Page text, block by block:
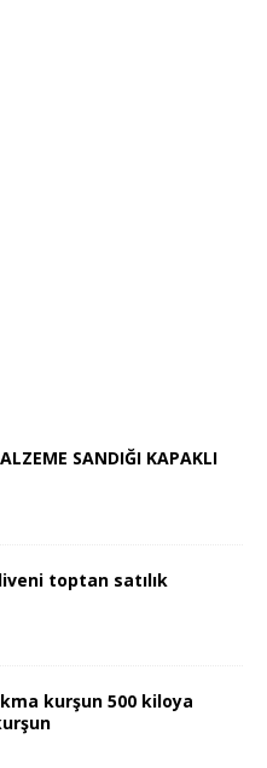
SANDIĞI KAPAKLI
toptan satılık
kurşun 500 kiloya